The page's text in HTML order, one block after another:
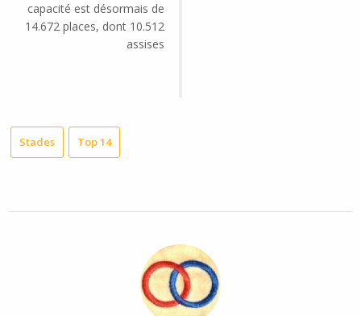
capacité est désormais de
14.672 places, dont 10.512
assises
Stades Top 14